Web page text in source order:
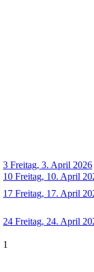
3 Freitag, 3. April 2026
10 Freitag, 10. April
17 Freitag, 17. April
24 Freitag, 24. April
1